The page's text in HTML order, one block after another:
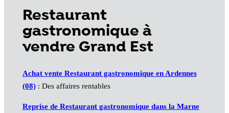
Restaurant
gastronomique à
vendre Grand Est
Achat vente Restaurant gastronomique en Ardennes
(08): Des affaires rentables
Reprise de Restaurant gastronomique dans la Marne